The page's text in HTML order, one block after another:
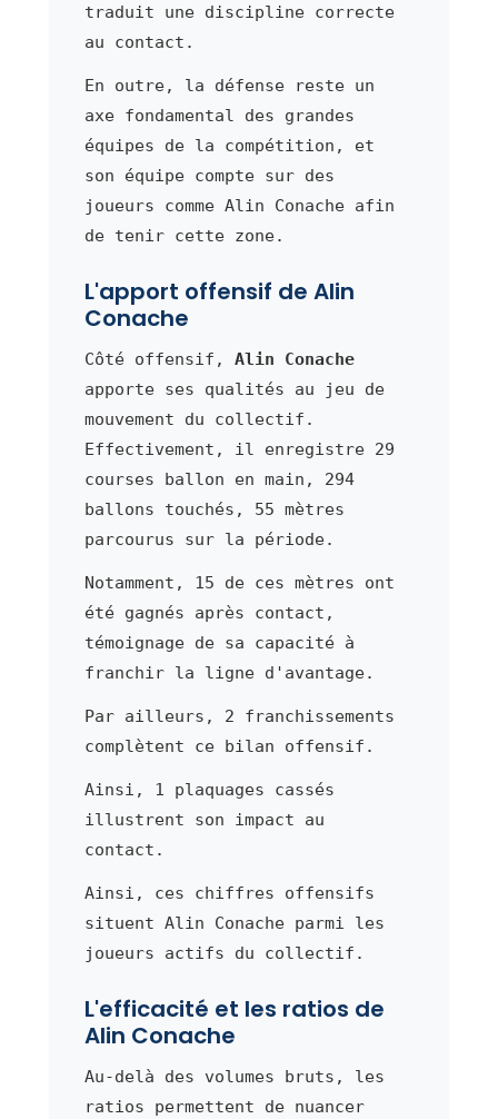
traduit une discipline correcte
au contact.
En outre, la défense reste un
axe fondamental des grandes
équipes de la compétition, et
son équipe compte sur des
joueurs comme Alin Conache afin
de tenir cette zone.
L'apport offensif de Alin
Conache
Côté offensif, Alin Conache
apporte ses qualités au jeu de
mouvement du collectif.
Effectivement, il enregistre 29
courses ballon en main, 294
ballons touchés, 55 mètres
parcourus sur la période.
Notamment, 15 de ces mètres ont
été gagnés après contact,
témoignage de sa capacité à
franchir la ligne d'avantage.
Par ailleurs, 2 franchissements
complètent ce bilan offensif.
Ainsi, 1 plaquages cassés
illustrent son impact au
contact.
Ainsi, ces chiffres offensifs
situent Alin Conache parmi les
joueurs actifs du collectif.
L'efficacité et les ratios de
Alin Conache
Au-delà des volumes bruts, les
ratios permettent de nuancer